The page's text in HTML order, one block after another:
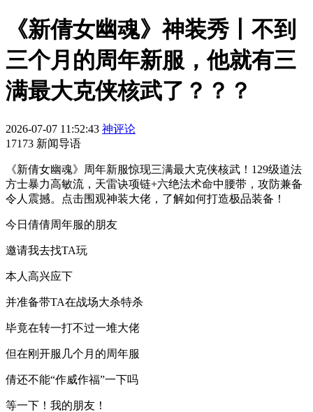
《新倩女幽魂》神装秀丨不到
三个月的周年新服，他就有三
满最大克侠核武了？？？
2026-07-07 11:52:43 神评论
17173 新闻导语
《新倩女幽魂》周年新服惊现三满最大克侠核武！129级道法
方士暴力高敏流，天雷诀项链+六绝法术命中腰带，攻防兼备
令人震撼。点击围观神装大佬，了解如何打造极品装备！
今日倩倩周年服的朋友
邀请我去找TA玩
本人高兴应下
并准备带TA在战场大杀特杀
毕竟在转一打不过一堆大佬
但在刚开服几个月的周年服
倩还不能“作威作福”一下吗
等一下！我的朋友！